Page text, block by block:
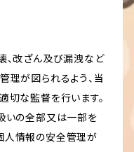
、改ざん及び漏洩など
理が図られるよう、当
切な監督を行います。
いの全部又は一部を
人情報の安全管理が